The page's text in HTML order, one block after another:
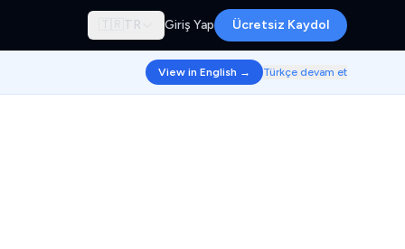
🇹🇷 TR Giriş Yap Ücretsiz Kaydol
View in English → Türkçe devam et